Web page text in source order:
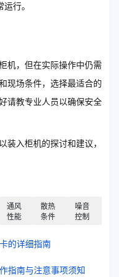
行。
机，但在实际操作中仍需
现场条件，选择最适合的
请教专业人员以确保安全
装入柜机的探讨和建议，
通风
性能
散热
条件
噪音
控制
的详细指南
指南与注意事项须知